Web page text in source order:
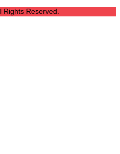
Rights Reserved.